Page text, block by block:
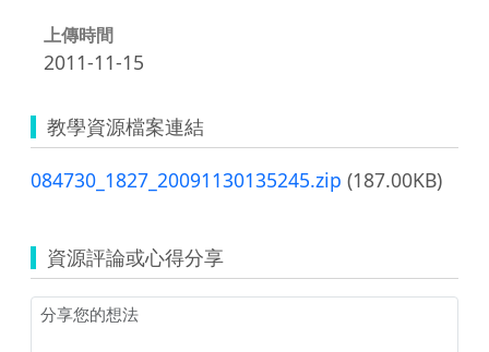
上傳時間
2011-11-15
教學資源檔案連結
084730_1827_20091130135245.zip (187.00KB)
資源評論或心得分享